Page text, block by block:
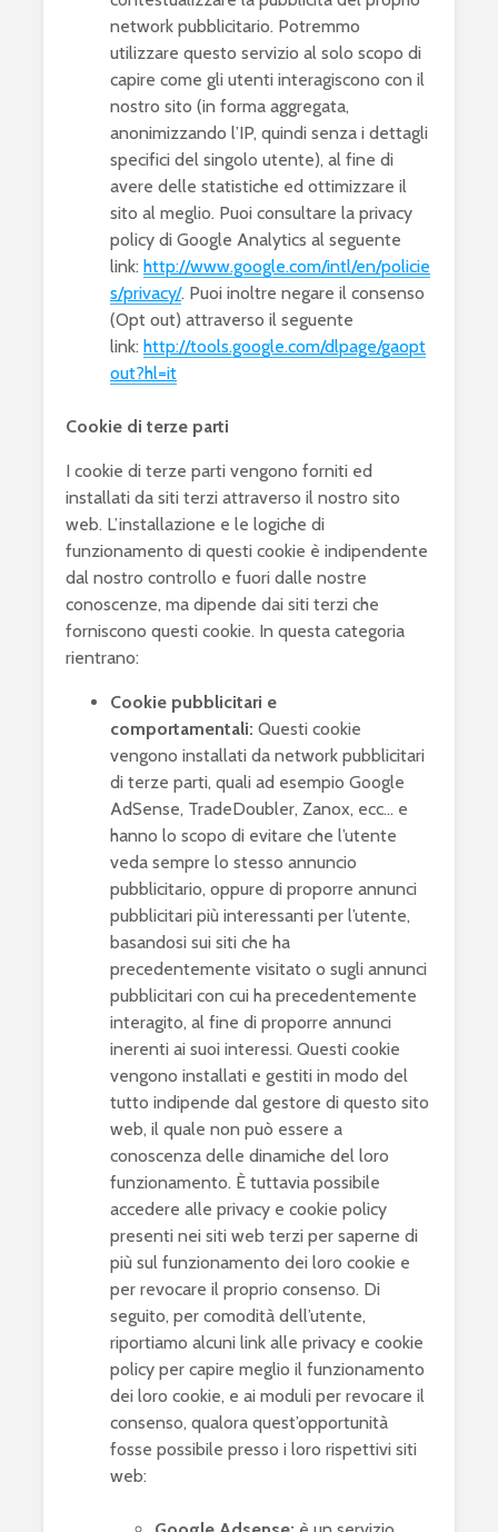
network pubblicitario. Potremmo
utilizzare questo servizio al solo scopo di
capire come gli utenti interagiscono con il
nostro sito (in forma aggregata,
anonimizzando l’IP, quindi senza i dettagli
specifici del singolo utente), al fine di
avere delle statistiche ed ottimizzare il
sito al meglio. Puoi consultare la privacy
policy di Google Analytics al seguente
link: http://www.google.com/intl/en/policie
s/privacy/. Puoi inoltre negare il consenso
(Opt out) attraverso il seguente
link: http://tools.google.com/dlpage/gaopt
out?hl=it
Cookie di terze parti
I cookie di terze parti vengono forniti ed
installati da siti terzi attraverso il nostro sito
web. L’installazione e le logiche di
funzionamento di questi cookie è indipendente
dal nostro controllo e fuori dalle nostre
conoscenze, ma dipende dai siti terzi che
forniscono questi cookie. In questa categoria
rientrano:
Cookie pubblicitari e
comportamentali: Questi cookie
vengono installati da network pubblicitari
di terze parti, quali ad esempio Google
AdSense, TradeDoubler, Zanox, ecc… e
hanno lo scopo di evitare che l’utente
veda sempre lo stesso annuncio
pubblicitario, oppure di proporre annunci
pubblicitari più interessanti per l’utente,
basandosi sui siti che ha
precedentemente visitato o sugli annunci
pubblicitari con cui ha precedentemente
interagito, al fine di proporre annunci
inerenti ai suoi interessi. Questi cookie
vengono installati e gestiti in modo del
tutto indipende dal gestore di questo sito
web, il quale non può essere a
conoscenza delle dinamiche del loro
funzionamento. È tuttavia possibile
accedere alle privacy e cookie policy
presenti nei siti web terzi per saperne di
più sul funzionamento dei loro cookie e
per revocare il proprio consenso. Di
seguito, per comodità dell’utente,
riportiamo alcuni link alle privacy e cookie
policy per capire meglio il funzionamento
dei loro cookie, e ai moduli per revocare il
consenso, qualora quest’opportunità
fosse possibile presso i loro rispettivi siti
web: